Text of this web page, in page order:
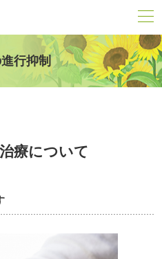
行抑制
療について